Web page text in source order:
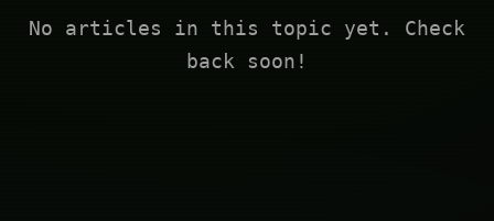
No articles in this topic yet. Check
back soon!